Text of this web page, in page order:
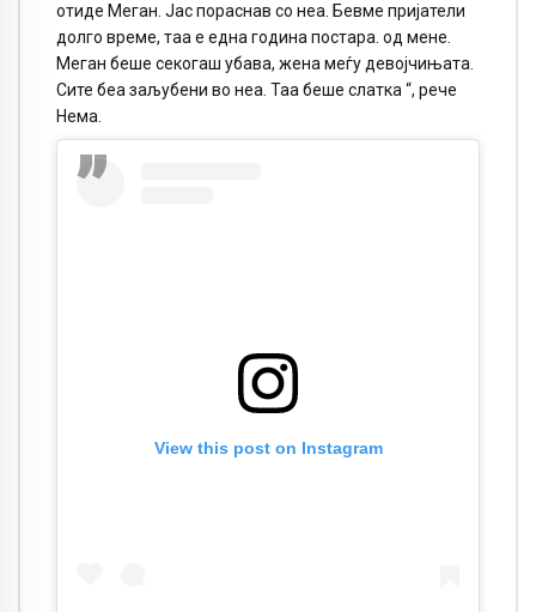
отиде Меган. Јас пораснав со неа. Бевме пријатели
долго време, таа е една година постара. од мене.
Меган беше секогаш убава, жена меѓу девојчињата.
Сите беа заљубени во неа. Таа беше слатка “, рече
Нема.
View this post on Instagram